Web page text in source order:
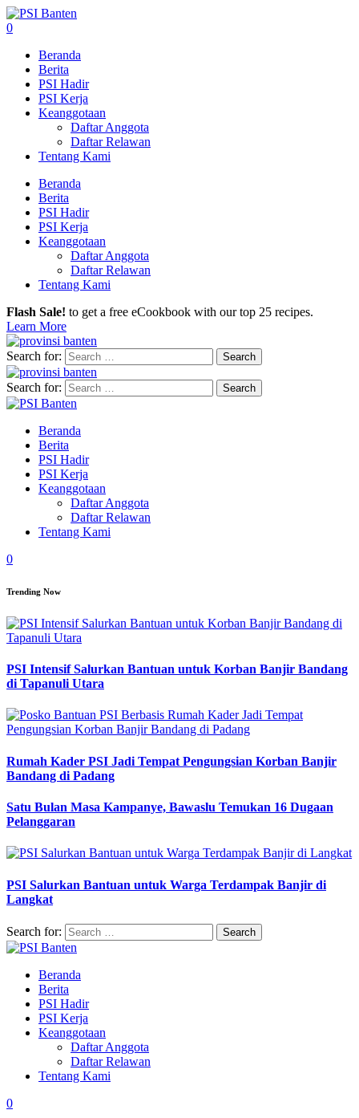
0
Beranda
Berita
PSI Hadir
PSI Kerja
Keanggotaan
Daftar Anggota
Daftar Relawan
Tentang Kami
Beranda
Berita
PSI Hadir
PSI Kerja
Keanggotaan
Daftar Anggota
Daftar Relawan
Tentang Kami
Flash Sale! to get a free eCookbook with our top 25 recipes.
Learn More
Search for:
Search for:
Beranda
Berita
PSI Hadir
PSI Kerja
Keanggotaan
Daftar Anggota
Daftar Relawan
Tentang Kami
0
Trending Now
PSI Intensif Salurkan Bantuan untuk Korban Banjir Bandang
di Tapanuli Utara
Rumah Kader PSI Jadi Tempat Pengungsian Korban Banjir
Bandang di Padang
Satu Bulan Masa Kampanye, Bawaslu Temukan 16 Dugaan
Pelanggaran
PSI Salurkan Bantuan untuk Warga Terdampak Banjir di
Langkat
Search for:
Beranda
Berita
PSI Hadir
PSI Kerja
Keanggotaan
Daftar Anggota
Daftar Relawan
Tentang Kami
0